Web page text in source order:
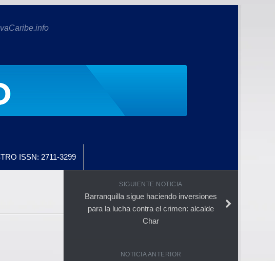
ISSN: 2711-3299
SIGUIENTE NOTICIA
Barranquilla sigue haciendo inversiones
para la lucha contra el crimen: alcalde
Char
NOTICIA ANTERIOR